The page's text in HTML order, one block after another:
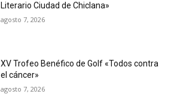
Literario Ciudad de Chiclana»
agosto 7, 2026
XV Trofeo Benéfico de Golf «Todos contra
el cáncer»
agosto 7, 2026